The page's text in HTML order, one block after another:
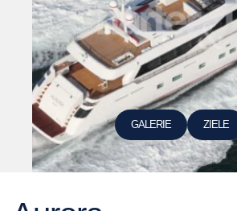
GALERIE ZIELE